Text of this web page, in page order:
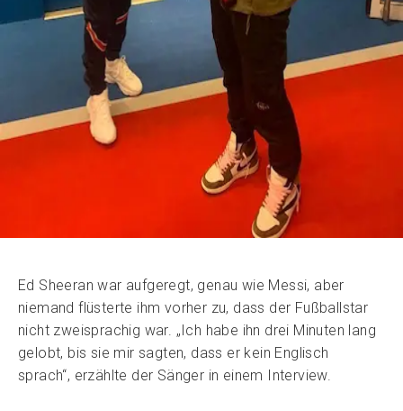
Ed Sheeran war aufgeregt, genau wie Messi, aber
niemand flüsterte ihm vorher zu, dass der Fußballstar
nicht zweisprachig war. „Ich habe ihn drei Minuten lang
gelobt, bis sie mir sagten, dass er kein Englisch
sprach“, erzählte der Sänger in einem Interview.